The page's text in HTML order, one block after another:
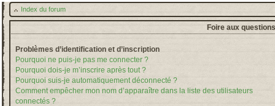
Index du forum
Foire aux
Problèmes d’identification et d’inscription
Pourquoi ne puis-je pas me connecter ?
Pourquoi dois-je m’inscrire après tout ?
Pourquoi suis-je automatiquement déconnecté ?
Comment empêcher mon nom d’apparaître dans la liste des utilisateurs
connectés ?